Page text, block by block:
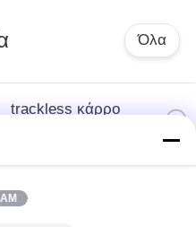
Όλα
trackless κάρρο
καθοδηγημένο όχημα